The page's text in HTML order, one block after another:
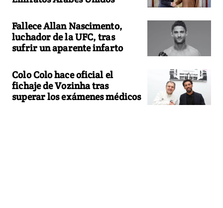
Fallece Allan Nascimento,
luchador de la UFC, tras
sufrir un aparente infarto
Colo Colo hace oficial el
fichaje de Vozinha tras
superar los exámenes médicos